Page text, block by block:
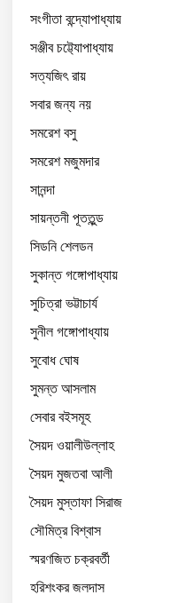
সংগীতা বন্দ্যোপাধ্যায়
সঞ্জীব চট্ট্যোপাধ্যায়
সত্যজিৎ রায়
সবার জন্য নয়
সমরেশ বসু
সমরেশ মজুমদার
সানন্দা
সায়ন্তনী পূততুন্ড
সিডনি শেলডন
সুকান্ত গঙ্গোপাধ্যায়
সুচিত্রা ভট্টাচার্য
সুনীল গঙ্গোপাধ্যায়
সুবোধ ঘোষ
সুমন্ত আসলাম
সেবার বইসমূহ
সৈয়দ ওয়ালীউল্লাহ
সৈয়দ মুজতবা আলী
সৈয়দ মুস্তাফা সিরাজ
সৌমিত্র বিশ্বাস
স্মরণজিত চক্রবর্তী
হরিশংকর জলদাস